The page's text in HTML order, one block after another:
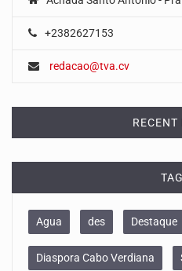
+2382627153
redacao@tva.cv
RECENT
Agua des Destaque
Diaspora Cabo Verdiana